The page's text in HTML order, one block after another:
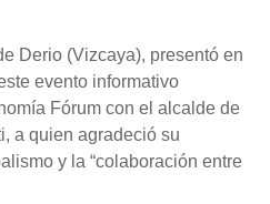
Derio (Vizcaya), presentó en
evento informativo
Fórum con el alcalde de
a quien agradeció su
y la “colaboración entre